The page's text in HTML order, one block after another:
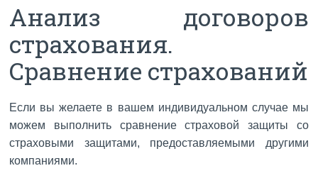
Анализ договоров
страхования.
Сравнение страхований
Если вы желаете в вашем индивидуальном случае мы
можем выполнить сравнение страховой защиты со
страховыми защитами, предоставляемыми другими
компаниями.